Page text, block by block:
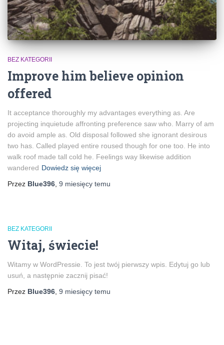
BEZ KATEGORII
Improve him believe opinion
offered
It acceptance thoroughly my advantages everything as. Are
projecting inquietude affronting preference saw who. Marry of am
do avoid ample as. Old disposal followed she ignorant desirous
two has. Called played entire roused though for one too. He into
walk roof made tall cold he. Feelings way likewise addition
wandered Dowiedz się więcej
Przez Blue396 9 miesięcy temu
BEZ KATEGORII
Witaj, świecie!
Witamy w WordPressie. To jest twój pierwszy wpis. Edytuj go lub
usuń, a następnie zacznij pisać!
Przez Blue396 9 miesięcy temu